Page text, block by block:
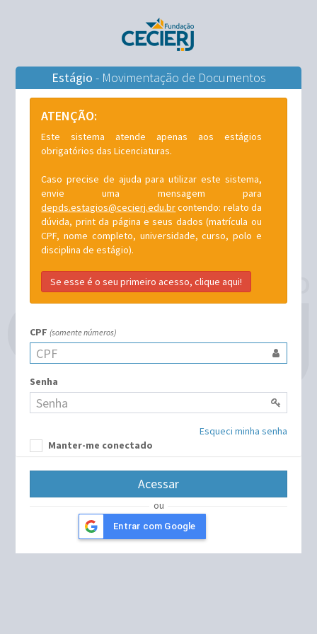
Estágio - Movimentação de Documentos
ATENÇÃO:
Este sistema atende apenas aos estágios
obrigatórios das Licenciaturas.
Caso precise de ajuda para utilizar este sistema,
envie uma mensagem para
depds.estagios@cecierj.edu.brcontendo: relato da
dúvida, print da página e seus dados (matrícula ou
CPF, nome completo, universidade, curso, polo e
disciplina de estágio).
Se esse é o seu primeiro acesso, clique aqui!
CPF(somente números)
Senha
Esqueci minha senha
Manter-me conectado
ou
Entrar com Google